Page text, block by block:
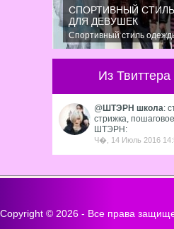
СПОРТИВНЫЙ
ДЛЯ ДЕВУШЕК
Спортивный стиль
девушек 2016 — одно из
модных направлений...
Из
@ ШТЭРН школа:
стрижка,
ШТЭРН:
Ч�, 14 Июль 2016
Copyright © 2026 - Все права